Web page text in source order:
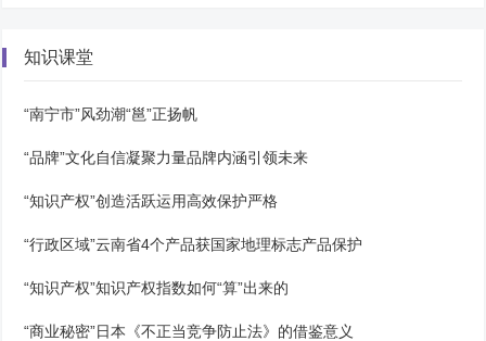
知识课堂
“南宁市”风劲潮“邕”正扬帆
“品牌”文化自信凝聚力量品牌内涵引领未来
“知识产权”创造活跃运用高效保护严格
“行政区域”云南省4个产品获国家地理标志产品保护
“知识产权”知识产权指数如何“算”出来的
“商业秘密”日本《不正当竞争防止法》的借鉴意义